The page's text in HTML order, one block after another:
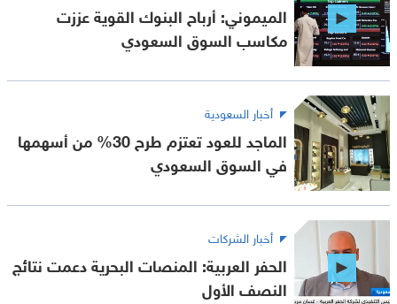
الميموني: أرباح البنوك القوية عززت
مكاسب السوق السعودي
أخبار السعودية
الماجد للعود تعتزم طرح 30% من أسهمها
في السوق السعودي
أخبار الشركات
الحفر العربية: المنصات البحرية دعمت نتائج
النصف الأول